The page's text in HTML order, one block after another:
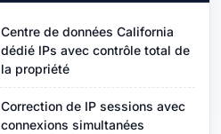
Centre de données California
dédié IPs avec contrôle total de
la propriété
Correction de IP sessions avec
connexions simultanées